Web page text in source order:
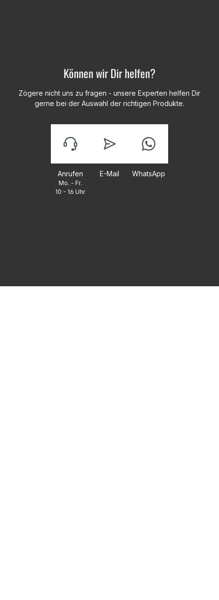
Können wir Dir helfen?
Zögere nicht uns zu fragen - unsere Experten helfen Dir
gerne bei der Auswahl der richtigen Produkte.
Anrufen
Mo. - Fr.
10 - 16 Uhr
E-Mail WhatsApp